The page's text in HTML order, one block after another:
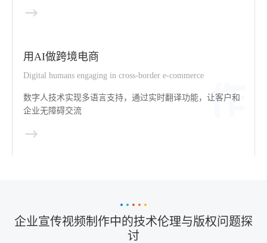
用AI做跨境电商
Digital humans engaging in cross-border e-commerce
数字人技术实现多语言支持，通过实时翻译功能，让客户和
企业无障碍交流
企业宣传视频制作中的技术伦理与版权问题探
讨